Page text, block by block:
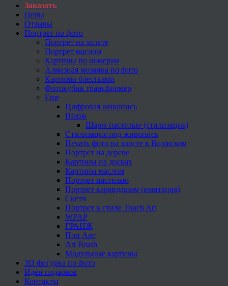
Заказать
Цены
Отзывы
Портрет по фото
Портрет на холсте
Портрет маслом
Картины по номерам
Алмазная мозаика по фото
Картины блестками
Фотокубик трансформер
Еще
Цифровая живопись
Шарж
Шарж пастелью (стилизация)
Стилизация под живопись
Печать фото на холсте в Волжском
Портрет на дереве
Картины на досках
Картины маслом
Портрет пастелью
Портрет карандашом (имитация)
Скетч
Портрет в стиле Touch Art
WPAP
ГРАНЖ
Поп Арт
Art Brush
Модульные картины
3D фигурка по фото
Идеи подарков
Контакты